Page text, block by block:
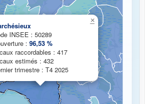
de la carte de couverture fibre...
INSEE : 50289
: 96,53 %
raccordables : 417
estimés : 432
trimestre : T4 2025
×